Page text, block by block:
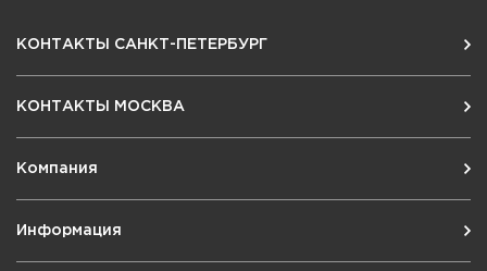
КОНТАКТЫ САНКТ-ПЕТЕРБУРГ
КОНТАКТЫ МОСКВА
Компания
Информация